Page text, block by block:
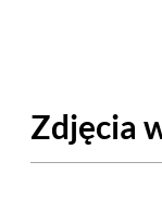
Zdjęcia